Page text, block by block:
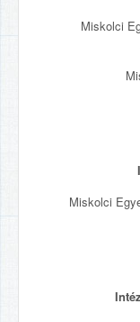
Miskolci
Miskolci